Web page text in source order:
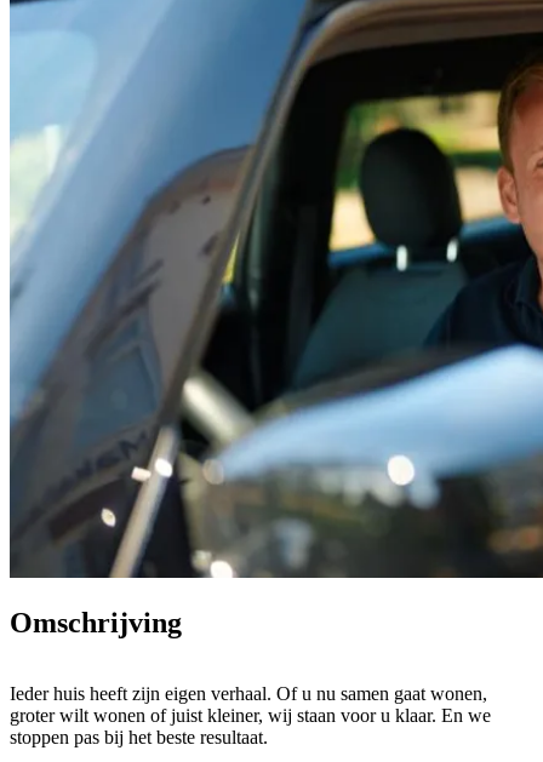
Omschrijving
Ieder huis heeft zijn eigen verhaal. Of u nu samen gaat wonen,
groter wilt wonen of juist kleiner, wij staan voor u klaar. En we
stoppen pas bij het beste resultaat.